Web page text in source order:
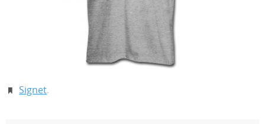
Signet.